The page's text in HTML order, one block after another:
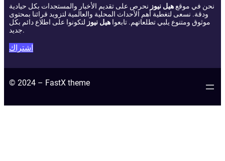
نحن في موقعهيل نيوز نحرص على تقديم الأخبار والمستجدات بكل حيادية
ودقة. نسعى لتغطية أهم الأحداث المحلية والعالمية لتزويد قرائنا بمحتوى
موثوق ومتنوع يلبي تطلعاتهم. تابعوا هيل نيوز لتكونوا على اطلاع دائم بكل
جديد.
اشتراك
© 2024 – FastX theme